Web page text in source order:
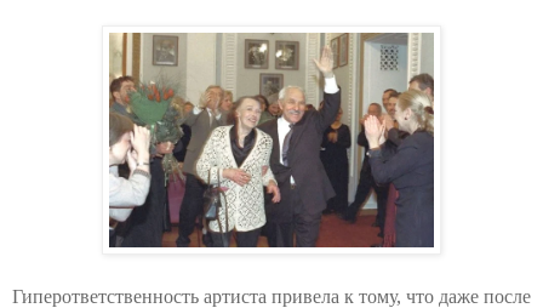
Гиперответственность артиста привела к тому, что даже после